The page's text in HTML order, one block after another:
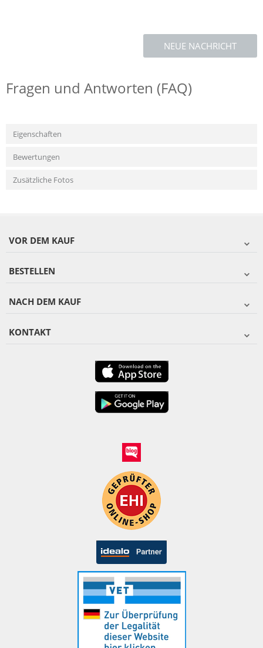
NEUE NACHRICHT
Fragen und Antworten (FAQ)
Eigenschaften
Bewertungen
Zusätzliche Fotos
VOR DEM KAUF
BESTELLEN
NACH DEM KAUF
KONTAKT